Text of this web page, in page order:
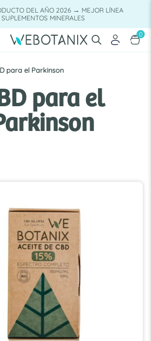
DEL AÑO 2026 → MEJOR LÍNEA
SUPLEMENTOS MINERALES
0
para el Parkinson
para el